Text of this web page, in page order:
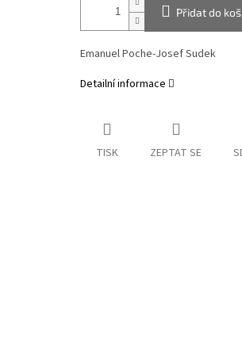
Přidat do
Emanuel Poche-Josef Sudek
Detailní informace
TISK ZEPTAT SE